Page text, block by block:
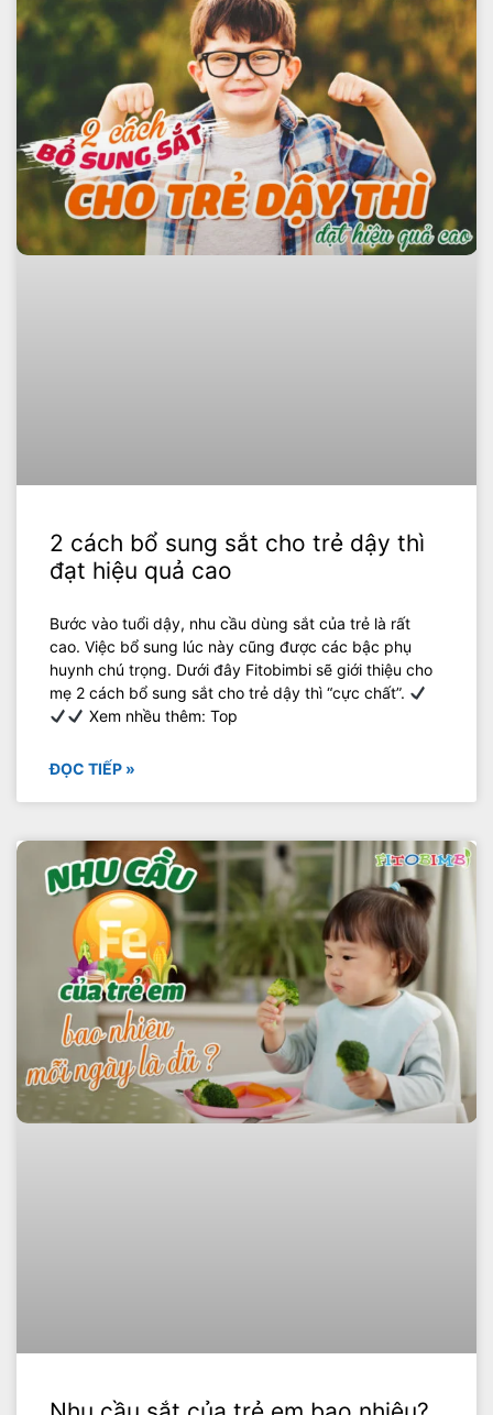
2 cách bổ sung sắt cho trẻ dậy thì
đạt hiệu quả cao
Bước vào tuổi dậy, nhu cầu dùng sắt của trẻ là rất
cao. Việc bổ sung lúc này cũng được các bậc phụ
huynh chú trọng. Dưới đây Fitobimbi sẽ giới thiệu cho
mẹ 2 cách bổ sung sắt cho trẻ dậy thì “cực chất”.
Xem nhều thêm: Top
ĐỌC TIẾP »